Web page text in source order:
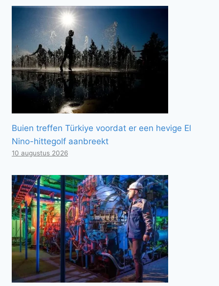
Buien treffen Türkiye voordat er een hevige El
Nino-hittegolf aanbreekt
10 augustus 2026